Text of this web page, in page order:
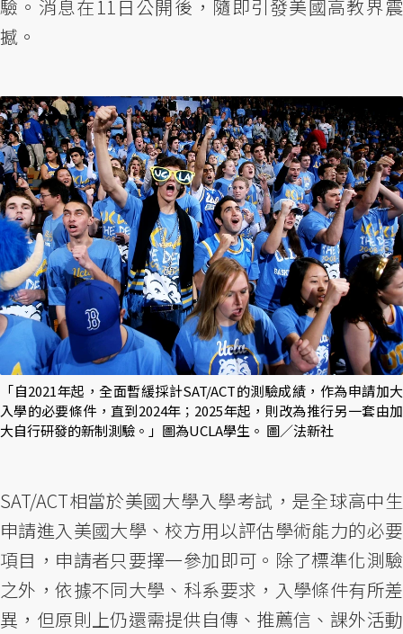
驗。消息在11日公開後，隨即引發美國高教界震
撼。
「自2021年起，全面暫緩採計SAT/ACT的測驗成績，作為申請加大
入學的必要條件，直到2024年；2025年起，則改為推行另一套由加
大自行研發的新制測驗。」圖為UCLA學生。 圖／法新社
SAT/ACT相當於美國大學入學考試，是全球高中生
申請進入美國大學、校方用以評估學術能力的必要
項目，申請者只要擇一參加即可。除了標準化測驗
之外，依據不同大學、科系要求，入學條件有所差
異，但原則上仍還需提供自傳、推薦信、課外活動